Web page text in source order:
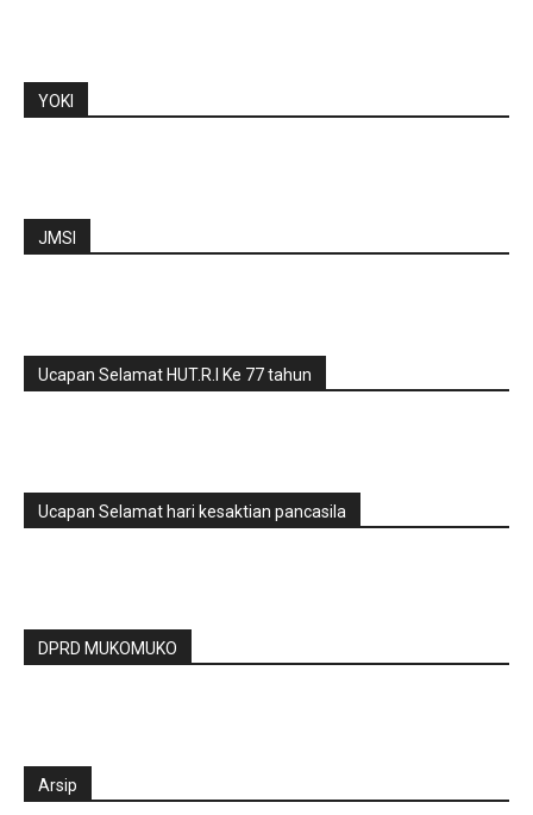
YOKI
JMSI
Ucapan Selamat HUT.R.I Ke 77 tahun
Ucapan Selamat hari kesaktian pancasila
DPRD MUKOMUKO
Arsip